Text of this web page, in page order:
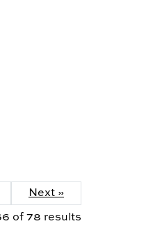
Next »
of 78 results